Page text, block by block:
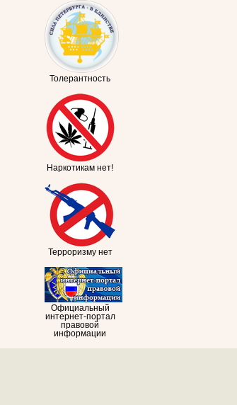
Толерантность
Наркотикам нет!
Терроризму нет
Официальный
интернет-портал
правовой
информации